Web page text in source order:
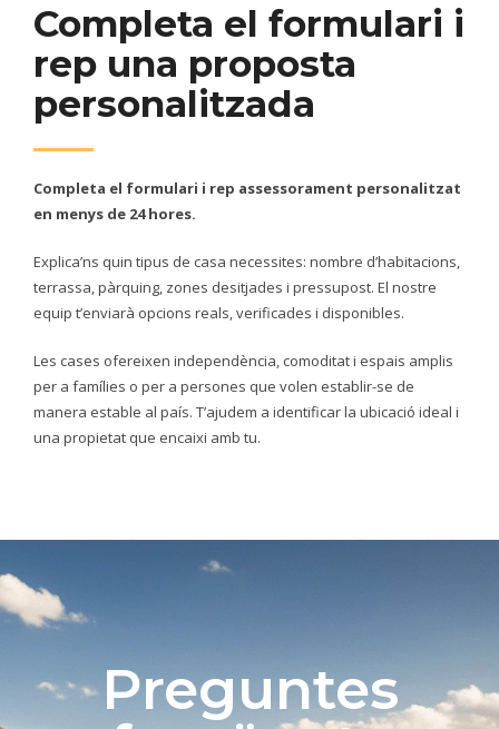
Completa el formulari i
rep una proposta
personalitzada
Completa el formulari i rep assessorament personalitzat
en menys de 24hores.
Explica’ns quin tipus de casa necessites: nombre d’habitacions,
terrassa,pàrquing, zones desitjades i pressupost. El nostre
equip t’enviarà opcions reals,verificades i disponibles.
Les cases ofereixen independència, comoditati espais amplis
per a famílies o per a persones que volen establir-se de
manera estable al país. T’ajudem a identificarla ubicació ideal i
una propietat que encaixi amb tu.
Preguntes